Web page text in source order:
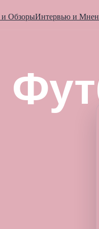
ОбзорыИнтервью и